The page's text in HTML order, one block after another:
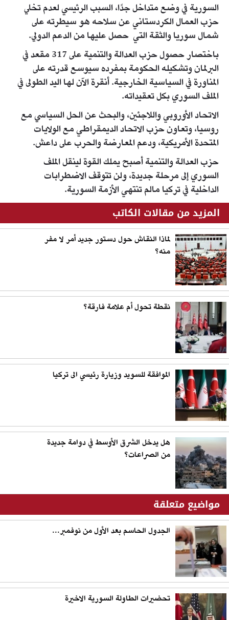
السورية في وضع متداخل جدًا، السبب الرئيسي لعدم تخلي
حزب العمال الكردستاني عن سلاحه هو سيطرته على
شمال سوريا والثقة التي حصل عليها من الدعم الدولي.
باختصار حصول حزب العدالة والتنمية على 317 مقعد في
البرلمان وتشكيله الحكومة بمفرده سيوسع قدرته على
المناورة في السياسية الخارجية. أنقرة الآن لها اليد الطولى في
الملف السوري بكل تعقيداته.
الاتحاد الأوروبي واللاجئين، والبحث عن الحل السياسي مع
روسيا، وتعاون حزب الاتحاد الديمقراطي مع الولايات
المتحدة الأمريكية، ودعم المعارضة والحرب على داعش.
حزب العدالة والتنمية أصبح يملك القوة لينقل الملف
السوري إلى مرحلة جديدة، ولن تتوقف الاضطرابات
الداخلية في تركيا مالم تنتهي الأزمة السورية.
المزيد من مقالات الكاتب
لماذا النقاش حول دستور جديد أمر لا مفر
منه؟
نقطة تحول أم علامة فارقة؟
الموافقة للسويد وزيارة رئيسي الى تركيا
هل يدخل الشرق الأوسط في دوامة جديدة
من الصراعات؟
مواضيع متعلقة
الجدول الحاسم بعد الأول من نوفمبر...
تحضيرات الطاولة السورية الاخيرة